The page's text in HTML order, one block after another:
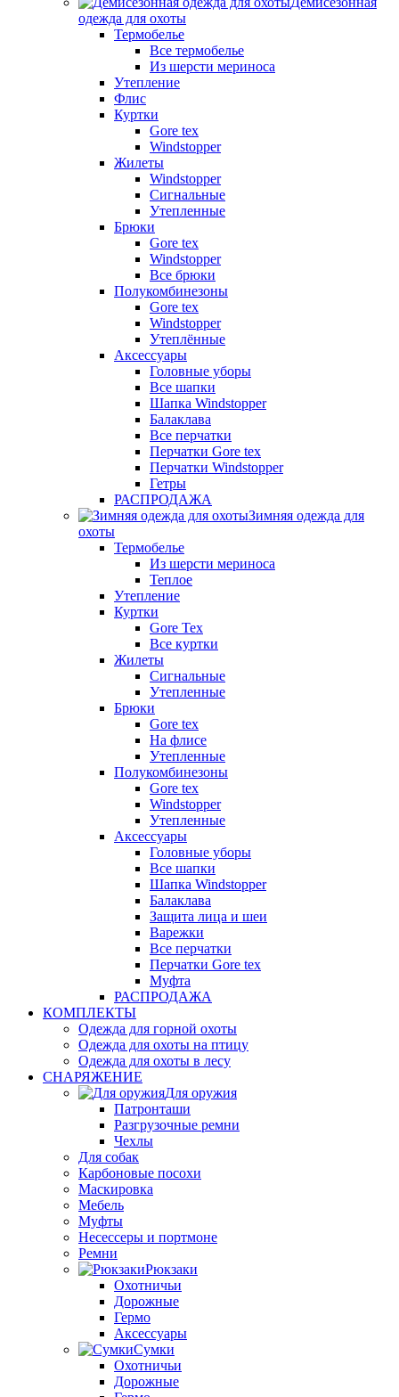
одежда для охоты
Термобелье
Все термобелье
Из шерсти мериноса
Утепление
Флис
Куртки
Gore tex
Windstopper
Жилеты
Windstopper
Сигнальные
Утепленные
Брюки
Gore tex
Windstopper
Все брюки
Полукомбинезоны
Gore tex
Windstopper
Утеплённые
Аксессуары
Головные уборы
Все шапки
Шапка Windstopper
Балаклава
Все перчатки
Перчатки Gore tex
Перчатки Windstopper
Гетры
РАСПРОДАЖА
Зимняя одежда для
охоты
Термобелье
Из шерсти мериноса
Теплое
Утепление
Куртки
Gore Tex
Все куртки
Жилеты
Сигнальные
Утепленные
Брюки
Gore tex
На флисе
Утепленные
Полукомбинезоны
Gore tex
Windstopper
Утепленные
Аксессуары
Головные уборы
Все шапки
Шапка Windstopper
Балаклава
Защита лица и шеи
Варежки
Все перчатки
Перчатки Gore tex
Муфта
РАСПРОДАЖА
КОМПЛЕКТЫ
Одежда для горной охоты
Одежда для охоты на птицу
Одежда для охоты в лесу
СНАРЯЖЕНИЕ
Для оружия
Патронташи
Разгрузочные ремни
Чехлы
Для собак
Карбоновые посохи
Маскировка
Мебель
Муфты
Несессеры и портмоне
Ремни
Рюкзаки
Охотничьи
Дорожные
Гермо
Аксессуары
Сумки
Охотничьи
Дорожные